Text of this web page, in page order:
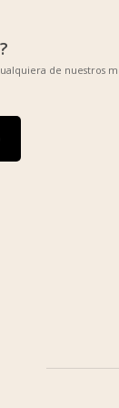
de nuestros